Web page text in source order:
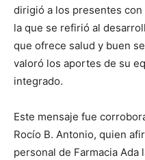
dirigió a los presentes
la que se refirió al
que ofrece salud y buen
valoró los aportes de su
integrado.
Este mensaje fue
Rocío B. Antonio, quien
personal de Farmacia